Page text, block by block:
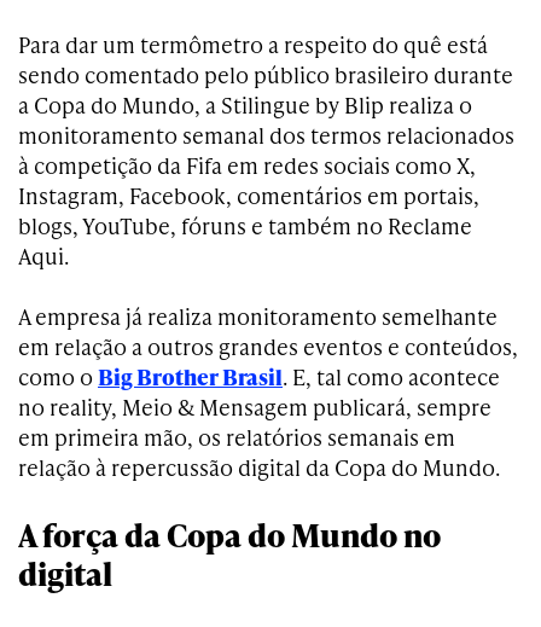
Para dar um termômetro a respeito do quê está
sendo comentado pelo público brasileiro durante
a Copa do Mundo, a Stilingue by Blip realiza o
monitoramento semanal dos termos relacionados
à competição da Fifa em redes sociais como X,
Instagram, Facebook, comentários em portais,
blogs, YouTube, fóruns e também no Reclame
Aqui.
A empresa já realiza monitoramento semelhante
em relação a outros grandes eventos e conteúdos,
como o Big Brother Brasil. E, tal como acontece
no reality, Meio & Mensagem publicará, sempre
em primeira mão, os relatórios semanais em
relação à repercussão digital da Copa do Mundo.
A força da Copa do Mundo no
digital